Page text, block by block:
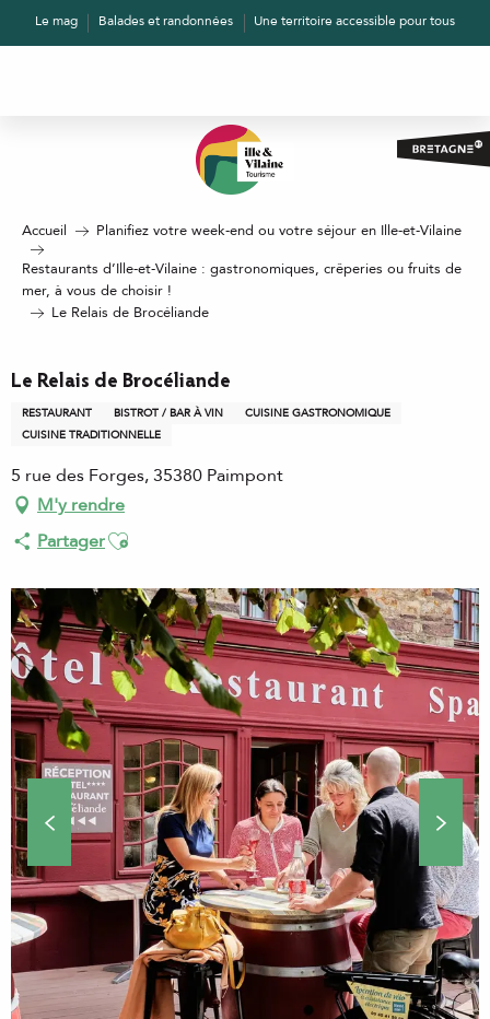
AllerLe mag Balades et randonnées Une territoire accessible pour tous
Accueil
Planifiez votre week-end ou votre séjour en Ille-et-Vilaine
Restaurants d’Ille-et-Vilaine : gastronomiques, crêperies ou fruits de
mer, à vous de choisir !
Le Relais de Brocéliande
Le Relais de Brocéliande
RESTAURANT BISTROT / BAR À VIN
CUISINE GASTRONOMIQUE
CUISINE TRADITIONNELLE
5 rue des Forges, 35380 Paimpont
M'y rendre
PartagerAjouter aux favoris